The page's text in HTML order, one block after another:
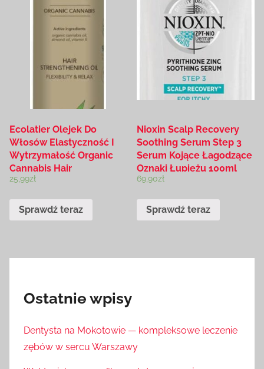
Ecolatier Olejek Do
Włosów Elastyczność I
Wytrzymałość Organic
Cannabis Hair
Strengthening Oil 200ml
25,99zł
Sprawdź teraz
Nioxin Scalp Recovery
Soothing Serum Step 3
Serum Kojące Łagodzące
Oznaki Łupieżu 100ml
69,90zł
Sprawdź teraz
Ostatnie wpisy
Dentysta na Mokotowie — kompleksowe leczenie
zębów w sercu Warszawy